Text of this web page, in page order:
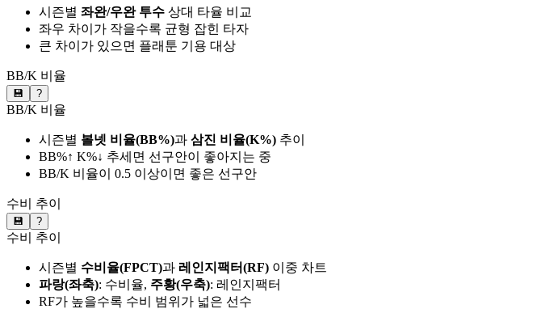
시즌별 좌완/우완 투수 상대 타율 비교
좌우 차이가 작을수록 균형 잡힌 타자
큰 차이가 있으면 플래툰 기용 대상
BB/K 비율
💾 ?
BB/K 비율
시즌별 볼넷 비율(BB%)과 삼진 비율(K%) 추이
BB%↑ K%↓ 추세면 선구안이 좋아지는 중
BB/K 비율이 0.5 이상이면 좋은 선구안
수비 추이
💾 ?
수비 추이
시즌별 수비율(FPCT)과 레인지팩터(RF) 이중 차트
파랑(좌축): 수비율, 주황(우축): 레인지팩터
RF가 높을수록 수비 범위가 넓은 선수